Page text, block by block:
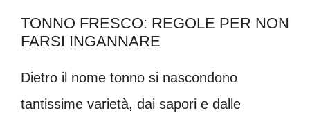
TONNO FRESCO: REGOLE PER NON
FARSI INGANNARE
Dietro il nome tonno si nascondono
tantissime varietà, dai sapori e dalle